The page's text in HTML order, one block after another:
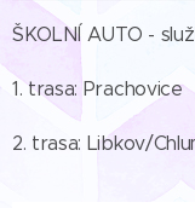
ŠKOLNÍ AUTO -
1. trasa: Prachovice
2. trasa: Libkov/